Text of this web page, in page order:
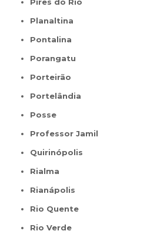
Pires do Rio
Planaltina
Pontalina
Porangatu
Porteirão
Portelândia
Posse
Professor Jamil
Quirinópolis
Rialma
Rianápolis
Rio Quente
Rio Verde